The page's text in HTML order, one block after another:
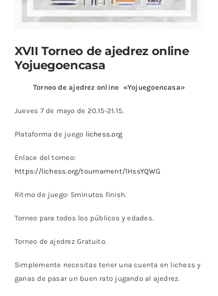
XVII Torneo de ajedrez online
Yojuegoencasa
Torneo de ajedrez online «Yojuegoencasa»
Jueves 7 de mayo de 20.15-21.15.
Plataforma de juego lichess.org
Enlace del torneo:
https://lichess.org/tournament/1HssYQWG
Ritmo de juego: 5minutos finish.
Torneo para todos los públicos y edades.
Torneo de ajedrez Gratuito.
Simplemente necesitas tener una cuenta en lichess y
ganas de pasar un buen rato jugando al ajedrez.